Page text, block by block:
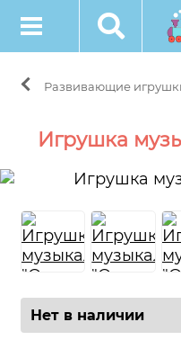
Развивающие
Игрушка
Нет в наличии